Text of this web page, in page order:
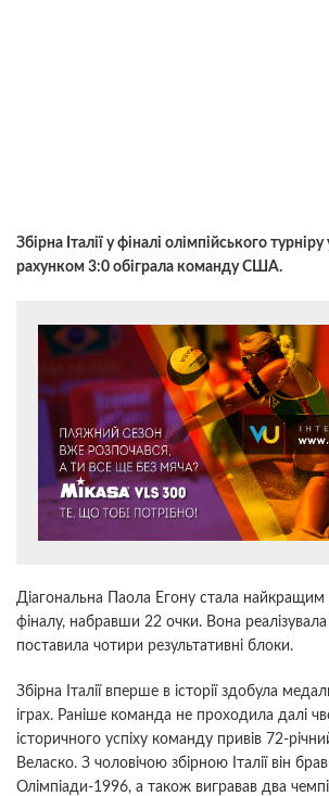
Збірна Італії у фіналі олімпійського
рахунком 3:0 обіграла команду США.
Діагональна Паола Егону стала
фіналу, набравши 22 очки. Вона
поставила чотири результативні блоки.
Збірна Італії вперше в історії здобула
іграх. Раніше команда не проходила далі
історичного успіху команду привів 72-
Веласко. З чоловічою збірною Італії він брав
Олімпіади-1996, а також вигравав два